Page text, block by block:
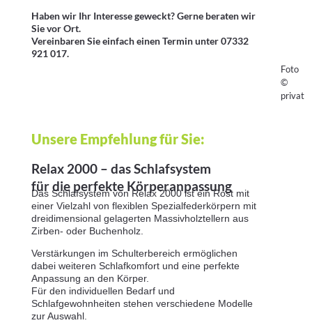
Haben wir Ihr Interesse geweckt? Gerne beraten wir
Sie vor Ort.
Vereinbaren Sie einfach einen Termin unter 07332
921 017.
Foto
©
privat
Unsere Empfehlung für Sie:
Relax 2000 – das Schlafsystem
für die perfekte Körperanpassung
Das Schlafsystem von Relax 2000 ist ein Rost mit
einer Vielzahl von flexiblen Spezialfederkörpern mit
dreidimensional gelagerten Massivholztellern aus
Zirben- oder Buchenholz.
Verstärkungen im Schulterbereich ermöglichen
dabei weiteren Schlafkomfort und eine perfekte
Anpassung an den Körper.
Für den individuellen Bedarf und
Schlafgewohnheiten stehen verschiedene Modelle
zur Auswahl.